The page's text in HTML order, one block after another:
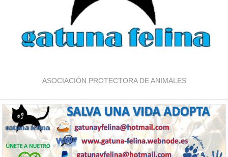
ASOCIACIÓN PROTECTORA DE ANIMALES